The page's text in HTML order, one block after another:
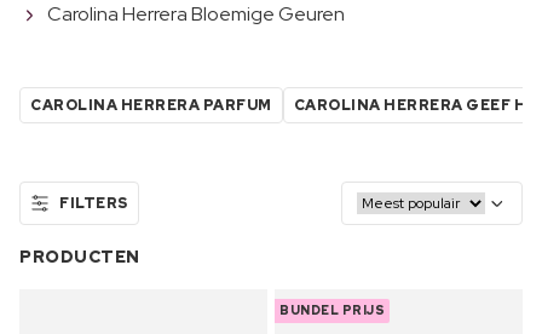
Carolina Herrera Bloemige Geuren
CAROLINA HERRERA PARFUM CAROLINA HERRERA GEEF
FILTERS
PRODUCTEN
BUNDEL PRIJS